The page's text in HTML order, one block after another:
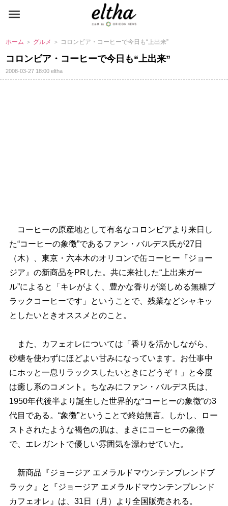
ホーム ＞ グルメ ＞ コロンビア・コーヒーで今日も“上出来”
コロンビア・コーヒーで今日も“上出来”
2008-03-27 18:00eltha
コーヒーの原産地として有名なコロンビアより来日し
た“コーヒーの象徴”であるファン・バルデス氏が27日
（木）、東京・六本木のオリコンで缶コーヒー『ジョー
ジア』の新商品をPRした。共に来社した“上出来ガー
ル”によると「キレがよく、豊かな香りが楽しめる無糖ブ
ラックコーヒーです」ということで、残業などシャキッ
としたいときオススメとのこと。
また、カフェオレについては「香りを活かしながら、
砂糖を使わずにほどよい甘みになっています。お仕事中
にホッと一息リラックスしたいときにどうぞ！」と今度
は癒し系のコメント。ちなみにファン・バルデス氏は、
1950年代後半より誕生した世界的な“コーヒーの象徴”の3
代目である。“象徴”ということで終始無言。しかし、ロー
ストされたような褐色の肌は、まさにコーヒーの象徴
で、エレガントで優しい雰囲気を漂わせていた。
新商品『ジョージア エメラルドマウンテンブレンドブ
ラック』と『ジョージア エメラルドマウンテンブレンド
カフェオレ』は、31日（月）より全国販売される。